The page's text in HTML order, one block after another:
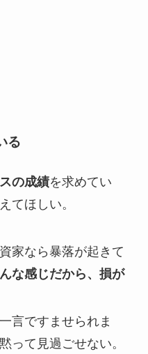
る
の成績を求めてい
てほしい。
家なら暴落が起きて
な感じだから、損が
言ですませられま
って見過ごせない。